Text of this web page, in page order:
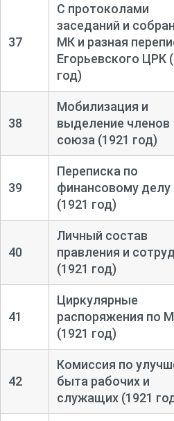
37
С протоколами
заседаний и
МК и разная
Егорьевского ЦРК
год)
38
Мобилизация и
выделение членов
союза (1921 год)
39
Переписка по
финансовому делу
(1921 год)
40
Личный состав
правления и
(1921 год)
41
Циркулярные
распоряжения по
(1921 год)
42
Комиссия по
быта рабочих и
служащих (1921